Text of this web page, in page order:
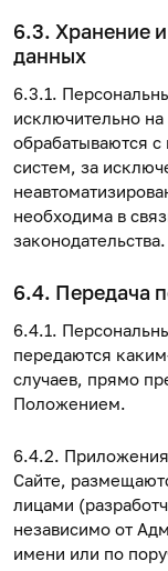
6.3. Хранение
данных
6.3.1.
исключительно
обрабатываются
систем, за
необходима в
законодательства.
6.4. Передача
6.4.1.
передаются
случаев, прямо
Положением.
6.4.2.
Сайте,
лицами
независимо от
имени или по